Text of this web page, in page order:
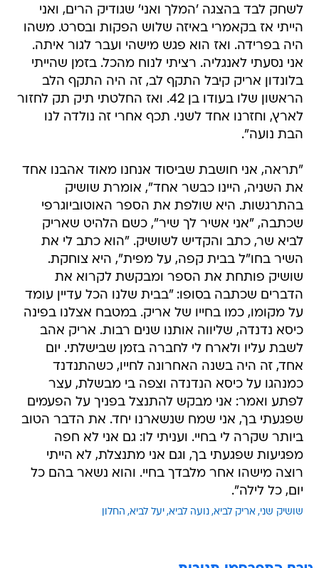
לשחק לבד בהצגה 'המלך ואני' שגודיק הרים, ואני
הייתי אז בקאמרי באיזה שלוש הפקות ובסרט. משהו
היה בפרידה. ואז הוא פגש מישהי ועבר לגור איתה.
אני נסעתי לאנגליה. רציתי לנוח מהכל. בזמן שהייתי
בלונדון אריק קיבל התקף לב, זה היה התקף הלב
הראשון שלו בעודו בן 42. ואז החלטתי תיק תק לחזור
לארץ, וחזרנו אחד לשני. תכף אחרי זה נולדה לנו
הבת נועה".
"תראה, אני חושבת שביסוד אנחנו מאוד אהבנו אחד
את השניה, היינו כבשר אחד", אומרת שושיק
בהתרגשות. היא שולפת את הספר האוטוביוגרפי
שכתבה, "אני אשיר לך שיר", כשם הלהיט שאריק
לביא שר, כתב והקדיש לשושיק. "הוא כתב לי את
השיר בחו"ל בבית קפה, על מפית", היא צוחקת.
שושיק פותחת את הספר ומבקשת לקרוא את
הדברים שכתבה בסופו: "בבית שלנו הכל עדיין עומד
על מקומו, כמו בחייו של אריק. במטבח אצלנו בפינה
כיסא נדנדה, שליווה אותנו שנים רבות. אריק אהב
לשבת עליו ולארח לי לחברה בזמן שבישלתי. יום
אחד, זה היה בשנה האחרונה לחייו, כשהתנדנד
כמנהגו על כיסא הנדנדה וצפה בי מבשלת, עצר
לפתע ואמר: אני מבקש להתנצל בפניך על הפעמים
שפגעתי בך, אני שמח שנשארנו יחד. את הדבר הטוב
ביותר שקרה לי בחיי. ועניתי לו: גם אני לא חפה
מפגיעות שפגעתי בך, וגם אני מתנצלת, לא הייתי
רוצה מישהו אחר מלבדך בחיי. והוא נשאר בהם כל
יום, כל לילה".
שושיק שני אריק לביא נועה לביא יעל לביא החלון